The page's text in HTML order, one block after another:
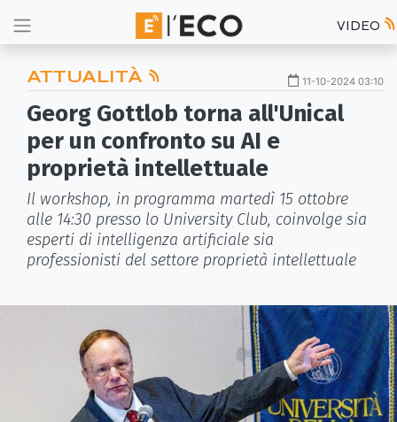
VIDEO
ATTUALITÀ 11-10-2024 03:10
Georg Gottlob torna all'Unical
per un confronto su AI e
proprietà intellettuale
Il workshop, in programma martedì 15 ottobre
alle 14:30 presso lo University Club, coinvolge sia
esperti di intelligenza artificiale sia
professionisti del settore proprietà intellettuale